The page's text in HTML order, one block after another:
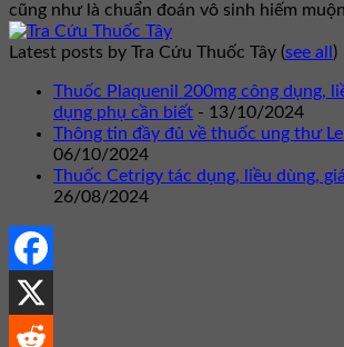
cũng như là chuẩn đoán vô sinh hiếm
Latest posts by Tra Cứu Thuốc Tây (see all )
Thuốc Plaquenil 200mg công dụng,
dụng phụ cần biết - 13/10/2024
Thông tin đầy đủ về thuốc ung thư
06/10/2024
Thuốc Cetrigy tác dụng, liều dùng,
26/08/2024